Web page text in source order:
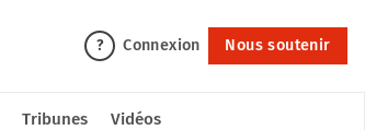
? Connexion Nous soutenir
Tribunes Vidéos